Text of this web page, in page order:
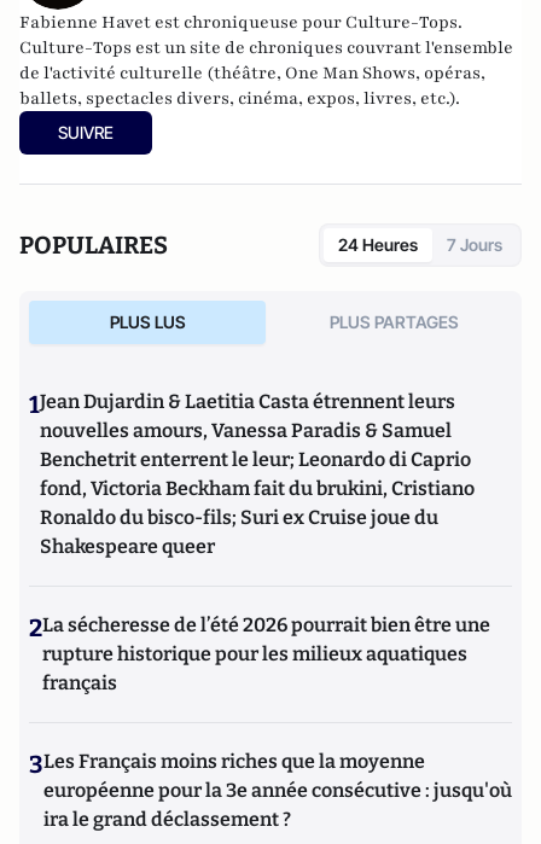
Fabienne Havet est chroniqueuse pour Culture-Tops.
Culture-Tops est un site de chroniques couvrant l'ensemble
de l'activité culturelle (théâtre, One Man Shows, opéras,
ballets, spectacles divers, cinéma, expos, livres, etc.).
SUIVRE
POPULAIRES 24 Heures 7 Jours
PLUS LUS PLUS PARTAGES
1Jean Dujardin & Laetitia Casta étrennent leurs
nouvelles amours, Vanessa Paradis & Samuel
Benchetrit enterrent le leur; Leonardo di Caprio
fond, Victoria Beckham fait du brukini, Cristiano
Ronaldo du bisco-fils; Suri ex Cruise joue du
Shakespeare queer
2La sécheresse de l’été 2026 pourrait bien être une
rupture historique pour les milieux aquatiques
français
3Les Français moins riches que la moyenne
européenne pour la 3e année consécutive : jusqu'où
ira le grand déclassement ?